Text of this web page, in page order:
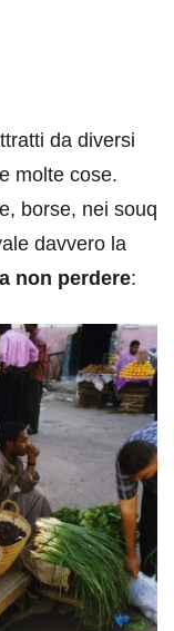
da diversi
molte cose.
borse, nei souq
davvero la
non perdere: